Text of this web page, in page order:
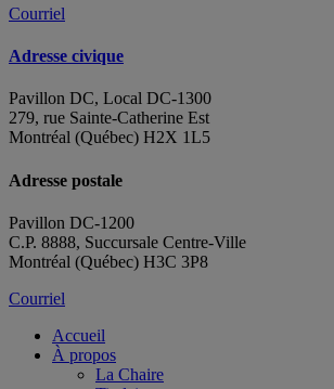
Courriel
Adresse civique
Pavillon DC, Local DC-1300
279, rue Sainte-Catherine Est
Montréal (Québec) H2X 1L5
Adresse postale
Pavillon DC-1200
C.P. 8888, Succursale Centre-Ville
Montréal (Québec) H3C 3P8
Courriel
Accueil
À propos
La Chaire